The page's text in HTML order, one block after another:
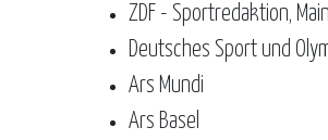
ZDF - Sportredaktion,
Deutsches Sport und
Ars Mundi
Ars Basel